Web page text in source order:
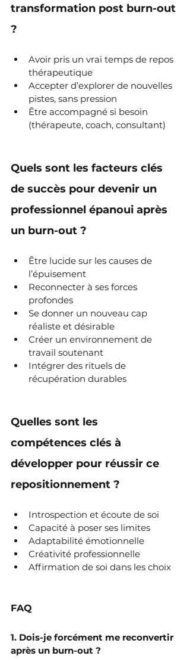
transformation post burn-out
?
Avoir pris un vrai temps de repos
thérapeutique
Accepter d’explorer de nouvelles
pistes, sans pression
Être accompagné si besoin
(thérapeute, coach, consultant)
Quels sont les facteurs clés
de succès pour devenir un
professionnel épanoui après
un burn-out ?
Être lucide sur les causes de
l’épuisement
Reconnecter à ses forces
profondes
Se donner un nouveau cap
réaliste et désirable
Créer un environnement de
travail soutenant
Intégrer des rituels de
récupération durables
Quelles sont les
compétences clés à
développer pour réussir ce
repositionnement ?
Introspection et écoute de soi
Capacité à poser ses limites
Adaptabilité émotionnelle
Créativité professionnelle
Affirmation de soi dans les choix
FAQ
1. Dois-je forcément me reconvertir
après un burn-out ?